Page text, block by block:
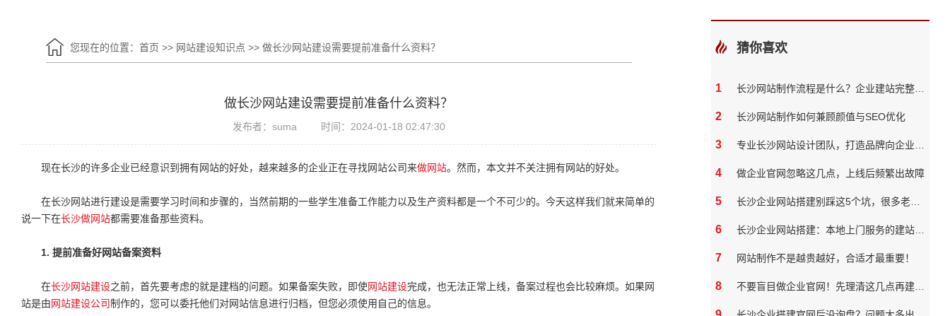
您现在的位置： 首页 >> 网站建设知识点 >> 做长沙网站建设需要提前准备什么资料？
做长沙网站建设需要提前准备什么资料？
发布者：suma 时间：2024-01-18 02:47:30
现在长沙的许多企业已经意识到拥有网站的好处，越来越多的企业正在寻找网站公司来做网站。然而，本文并不关注拥有网站的好处。
在长沙网站进行建设是需要学习时间和步骤的，当然前期的一些学生准备工作能力以及生产资料都是一个不可少的。今天这样我们就来简单的
说一下在长沙做网站都需要准备那些资料。
1. 提前准备好网站备案资料
在长沙网站建设之前，首先要考虑的就是建档的问题。如果备案失败，即使网站建设完成，也无法正常上线，备案过程也会比较麻烦。如果网
站是由网站建设公司制作的，您可以委托他们对网站信息进行归档，但您必须使用自己的信息。
猜你喜欢
1
2 长沙网站制作如何兼顾颜值与SEO优化
3
4 做企业官网忽略这几点，上线后频繁出故障
5
6
7 网站制作不是越贵越好，合适才最重要！
8